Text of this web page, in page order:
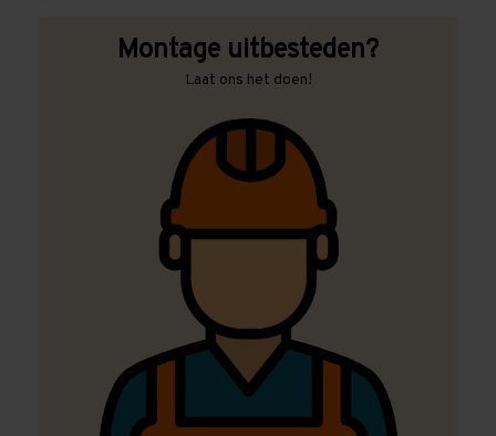
Montage uitbesteden?
Laat ons het doen!